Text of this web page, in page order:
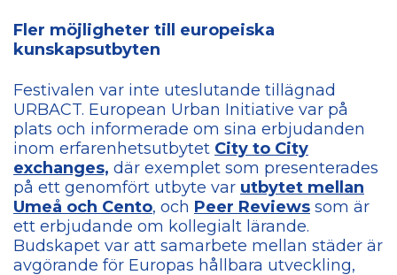
Fler möjligheter till europeiska
kunskapsutbyten
Festivalen var inte uteslutande tillägnad
URBACT. European Urban Initiative var på
plats och informerade om sina erbjudanden
inom erfarenhetsutbytet City to City
exchanges, där exemplet som presenterades
på ett genomfört utbyte var utbytet mellan
Umeå och Cento, och Peer Reviews som är
ett erbjudande om kollegialt lärande.
Budskapet var att samarbete mellan städer är
avgörande för Europas hållbara utveckling,